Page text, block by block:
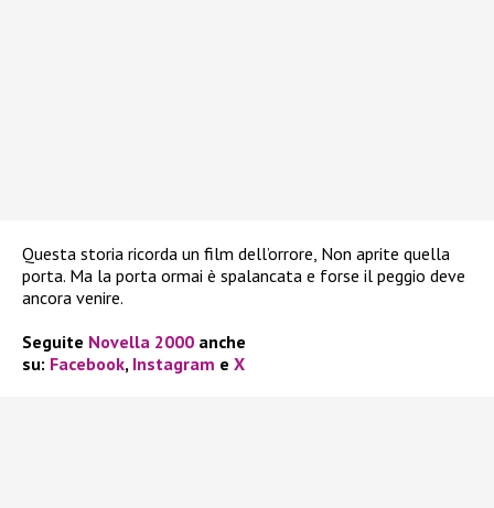
Questa storia ricorda un film dell’orrore, Non aprite quella
porta. Ma la porta ormai è spalancata e forse il peggio deve
ancora venire.
Seguite Novella 2000 anche
su: Facebook, Instagram e X